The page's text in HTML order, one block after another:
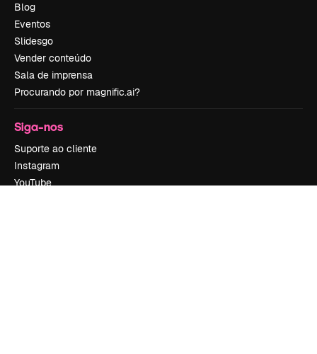
Blog
Eventos
Slidesgo
Vender conteúdo
Sala de imprensa
Procurando por magnific.ai?
Siga-nos
Suporte ao cliente
Instagram
YouTube